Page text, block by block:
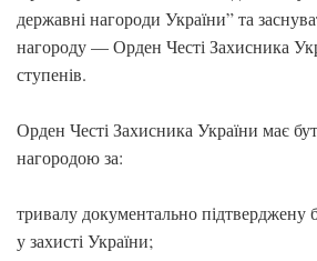
державні нагороди України” та
нагороду — Орден Честі Захисника
ступенів.
Орден Честі Захисника України має
нагородою за:
тривалу документально підтверджену
у захисті України;